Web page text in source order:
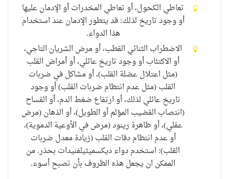
تعاطي الكحول، أوتعاطي المخدرات أو الإدمان عليها
أو وجود تاريخ لذلك: قد يتطور الإدمان عند استخدام
هذا الدواء.
الاضطراب الثنائي القطب، أومرض الشريان التاجي،
أوالاكتئاب أو وجود تاريخ عائلي، أو أمراض القلب
(مثل اعتلال عضلة القلب)، أو مشاكل في ضربات
القلب (مثل عدم انتظام ضربات القلب) أو وجود
تاريخ عائلي لذلك، أو ارتفاع ضغط الدم، أوالقساح
(انتصاب القضيب المؤلم أو الطويل)، أو الذهان (مرض
عقلي)، أوظاهرة رينود (مرض في الأوعية الدموية)،
أو عدم انتظام دقات القلب (زيادة معدل ضربات
القلب): استخدم دواء ديكسميثيلفنيدات بحذر. من
الممكن ان يجعل هذه الظروف بأن تصبح أسوء.